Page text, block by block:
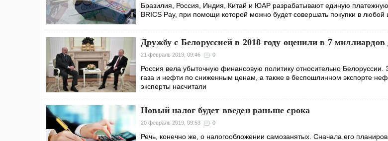
Бразилия, Россия, Индия, Китай и ЮАР разрабатывают единую
BRICS Pay, при помощи которой можно будет совершать покупки в любой
Дружбу с Белоруссией в 2018 году оценили в 7 миллиардов
21 февраль 2019, 09:46 0
Россия вела убыточную финансовую политику относительно Белоруссии.
газа и нефти по сниженным ценам, а также в беспошлинном экспорте
эксперты насчитали
Новый налог будет введен раньше срока
20 февраль 2019, 09:53 0
Речь, конечно же, о налогообложении самозанятых. Сначала его